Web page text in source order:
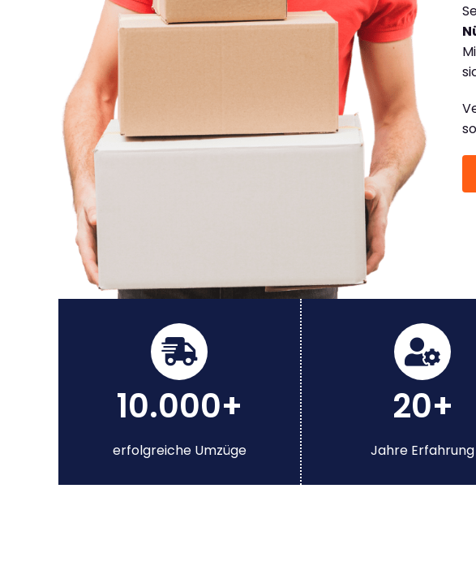
10.000+
erfolgreiche Umzüge
20+
Jahre Erfahrung